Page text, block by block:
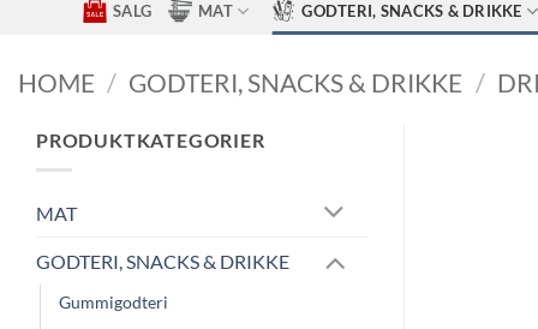
SALG MAT GODTERI, SNACKS & DRIKKE
HOME / GODTERI, SNACKS & DRIKKE /
PRODUKTKATEGORIER
MAT
GODTERI, SNACKS & DRIKKE
Gummigodteri